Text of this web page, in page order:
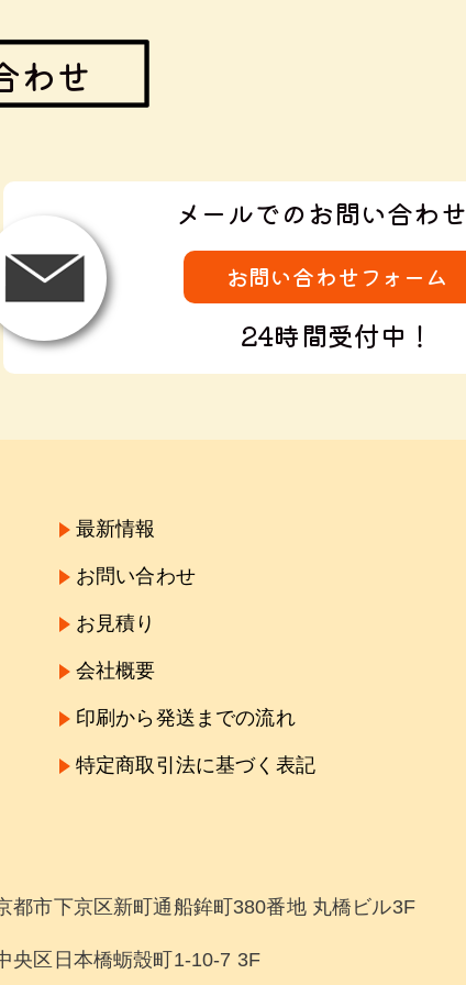
わせ
メールでのお問い合わせ
お問い合わせフォーム
24時間受付中！
最新情報
お問い合わせ
お見積り
会社概要
印刷から発送までの流れ
特定商取引法に基づく表記
市下京区新町通船鉾町380番地 丸橋ビル3F
区日本橋蛎殼町1-10-7 3F